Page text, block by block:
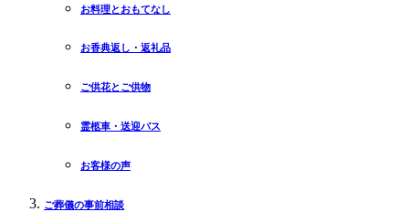
お料理とおもてなし
お香典返し・返礼品
ご供花とご供物
霊柩車・送迎バス
お客様の声
ご葬儀の事前相談